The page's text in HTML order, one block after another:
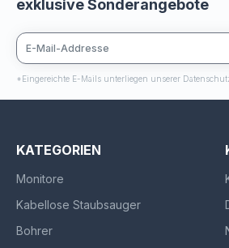
exklusive Sonderangebote
*Eingereichte E-Mails unterliegen unserer
KATEGORIEN
Monitore
Kabellose Staubsauger
Bohrer